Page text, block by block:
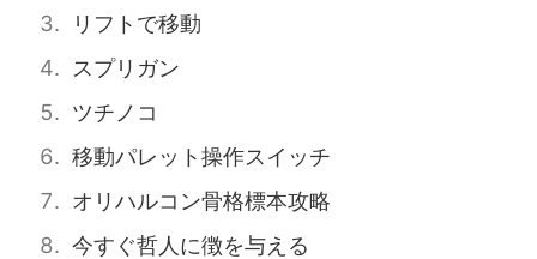
リフトで移動
スプリガン
ツチノコ
移動パレット操作スイッチ
オリハルコン骨格標本攻略
今すぐ哲人に徴を与える